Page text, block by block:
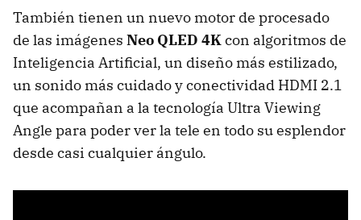
También tienen un nuevo motor de procesado
de las imágenes Neo QLED 4Kcon algoritmos de
Inteligencia Artificial, un diseño más estilizado,
un sonido más cuidado y conectividad HDMI 2.1
que acompañan a la tecnología Ultra Viewing
Angle para poder ver la tele en todo su esplendor
desde casi cualquier ángulo.